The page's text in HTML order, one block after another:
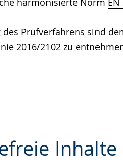
Prüfverfahrens sind
2016/2102 zu
Inhalte